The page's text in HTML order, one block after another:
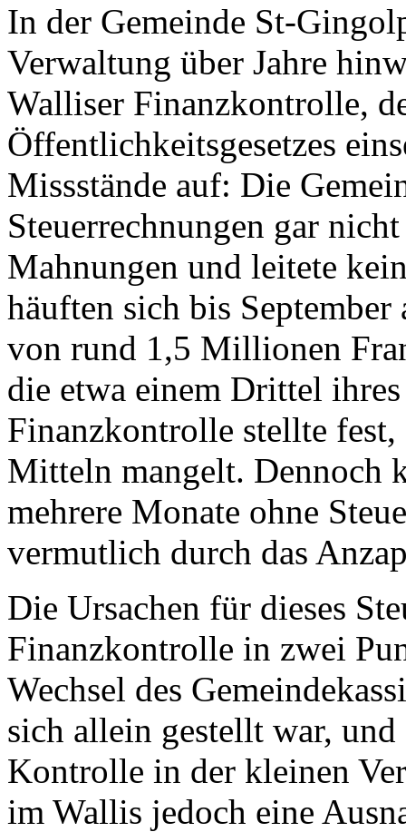
In der Gemeinde St-
Verwaltung über Jahre
Walliser Finanzkontrolle,
Öffentlichkeitsgesetzes
Missstände auf: Die
Steuerrechnungen gar
Mahnungen und leitete
häuften sich bis September
von rund 1,5 Millionen
die etwa einem Drittel
Finanzkontrolle stellte
Mitteln mangelt. Dennoch
mehrere Monate ohne
vermutlich durch das
Die Ursachen für dieses
Finanzkontrolle in zwei
Wechsel des
sich allein gestellt war,
Kontrolle in der kleinen
im Wallis jedoch eine